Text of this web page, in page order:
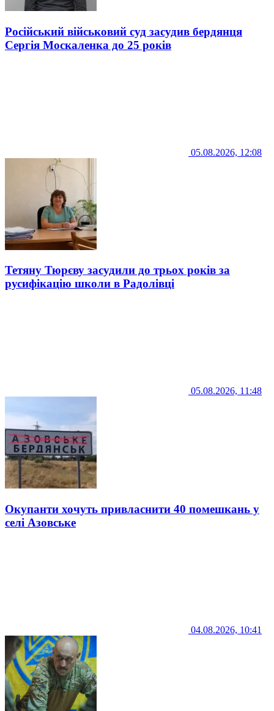
Російський військовий суд засудив бердянця
Сергія Москаленка до 25 років
05.08.2026, 12:08
Тетяну Тюрєву засудили до трьох років за
русифікацію школи в Радолівці
05.08.2026, 11:48
Окупанти хочуть привласнити 40 помешкань у
селі Азовське
04.08.2026, 10:41